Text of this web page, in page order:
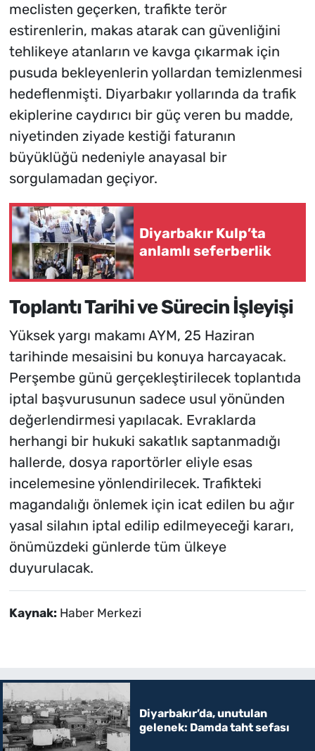
meclisten geçerken, trafikte terör
estirenlerin, makas atarak can güvenliğini
tehlikeye atanların ve kavga çıkarmak için
pusuda bekleyenlerin yollardan temizlenmesi
hedeflenmişti. Diyarbakır yollarında da trafik
ekiplerine caydırıcı bir güç veren bu madde,
niyetinden ziyade kestiği faturanın
büyüklüğü nedeniyle anayasal bir
sorgulamadan geçiyor.
Diyarbakır Kulp’ta
anlamlı seferberlik
Toplantı Tarihi ve Sürecin İşleyişi
Yüksek yargı makamı AYM, 25 Haziran
tarihinde mesaisini bu konuya harcayacak.
Perşembe günü gerçekleştirilecek toplantıda
iptal başvurusunun sadece usul yönünden
değerlendirmesi yapılacak. Evraklarda
herhangi bir hukuki sakatlık saptanmadığı
hallerde, dosya raportörler eliyle esas
incelemesine yönlendirilecek. Trafikteki
magandalığı önlemek için icat edilen bu ağır
yasal silahın iptal edilip edilmeyeceği kararı,
önümüzdeki günlerde tüm ülkeye
duyurulacak.
Kaynak: Haber Merkezi
Diyarbakır’da, unutulan
gelenek: Damda taht sefası